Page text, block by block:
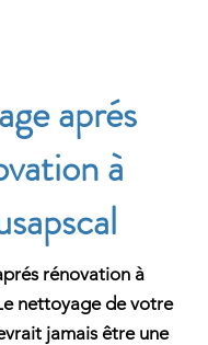
aprés
à
rénovation à
nettoyage de votre
jamais être une